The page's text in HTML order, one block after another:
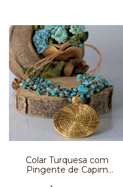
Colar Turquesa com
Pingente de Capim